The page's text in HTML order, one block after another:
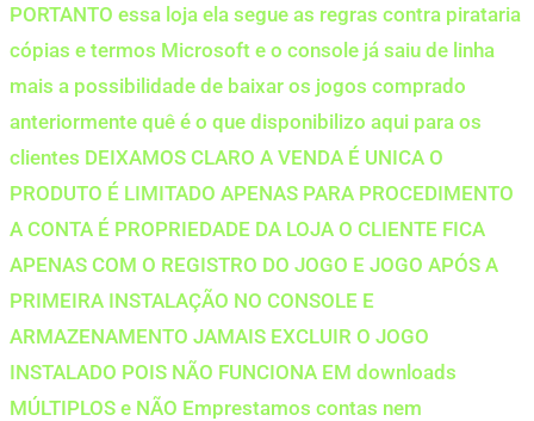
PORTANTO essa loja ela segue as regras contra pirataria
cópias e termos Microsoft e o console já saiu de linha
mais a possibilidade de baixar os jogos comprado
anteriormente quê é o que disponibilizo aqui para os
clientes DEIXAMOS CLARO A VENDA É UNICA O
PRODUTO É LIMITADO APENAS PARA PROCEDIMENTO
A CONTA É PROPRIEDADE DA LOJA O CLIENTE FICA
APENAS COM O REGISTRO DO JOGO E JOGO APÓS A
PRIMEIRA INSTALAÇÃO NO CONSOLE E
ARMAZENAMENTO JAMAIS EXCLUIR O JOGO
INSTALADO POIS NÃO FUNCIONA EM downloads
MÚLTIPLOS e NÃO Emprestamos contas nem